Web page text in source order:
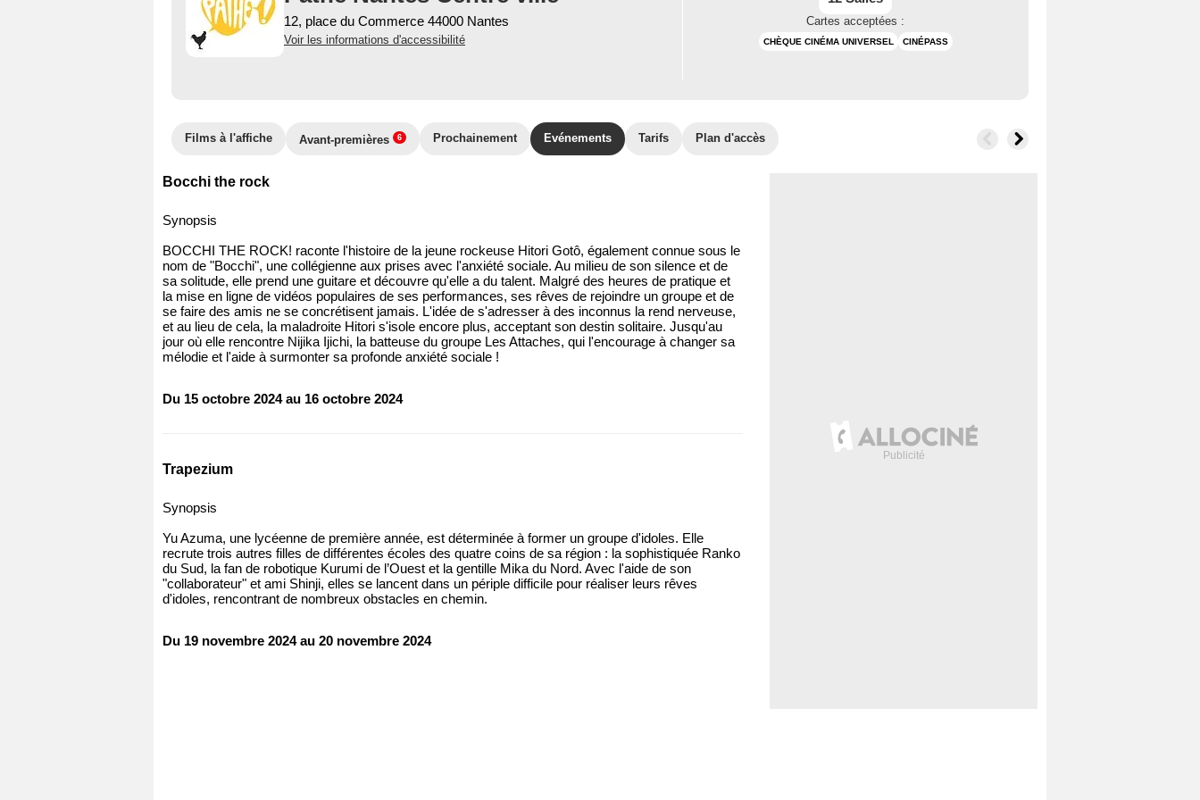
12, place du Commerce 44000 Nantes
Voir les informations d'accessibilité
Cartes acceptées :
CHÈQUE CINÉMA UNIVERSEL CINÉPASS
Films à l'affiche Avant-premières 6 Prochainement Evénements Tarifs Plan d'accès
Bocchi the rock
Synopsis
BOCCHI THE ROCK! raconte l'histoire de la jeune rockeuse Hitori Gotô, également connue sous le
nom de "Bocchi", une collégienne aux prises avec l'anxiété sociale. Au milieu de son silence et de
sa solitude, elle prend une guitare et découvre qu'elle a du talent. Malgré des heures de pratique et
la mise en ligne de vidéos populaires de ses performances, ses rêves de rejoindre un groupe et de
se faire des amis ne se concrétisent jamais. L'idée de s'adresser à des inconnus la rend nerveuse,
et au lieu de cela, la maladroite Hitori s'isole encore plus, acceptant son destin solitaire. Jusqu'au
jour où elle rencontre Nijika Ijichi, la batteuse du groupe Les Attaches, qui l'encourage à changer sa
mélodie et l'aide à surmonter sa profonde anxiété sociale !
Du 15 octobre 2024 au 16 octobre 2024
Trapezium
Synopsis
Yu Azuma, une lycéenne de première année, est déterminée à former un groupe d'idoles. Elle
recrute trois autres filles de différentes écoles des quatre coins de sa région : la sophistiquée Ranko
du Sud, la fan de robotique Kurumi de l’Ouest et la gentille Mika du Nord. Avec l'aide de son
"collaborateur" et ami Shinji, elles se lancent dans un périple difficile pour réaliser leurs rêves
d'idoles, rencontrant de nombreux obstacles en chemin.
Du 19 novembre 2024 au 20 novembre 2024